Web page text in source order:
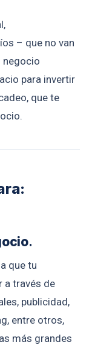
– que no van
negocio
para invertir
que te
:
.
que tu
a través de
publicidad,
entre otros,
más grandes